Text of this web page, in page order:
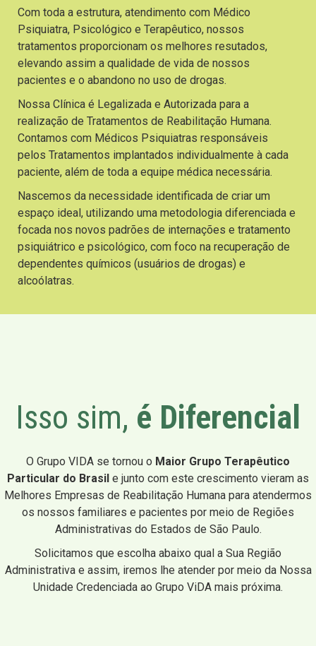
Com toda a estrutura, atendimento com Médico
Psiquiatra, Psicológico e Terapêutico, nossos
tratamentos proporcionam os melhores resutados,
elevando assim a qualidade de vida de nossos
pacientes e o abandono no uso de drogas.
Nossa Clínica é Legalizada e Autorizada para a
realização de Tratamentos de Reabilitação Humana.
Contamos com Médicos Psiquiatras responsáveis
pelos Tratamentos implantados individualmente à cada
paciente, além de toda a equipe médica necessária.
Nascemos da necessidade identificada de criar um
espaço ideal, utilizando uma metodologia diferenciada e
focada nos novos padrões de internações e tratamento
psiquiátrico e psicológico, com foco na recuperação de
dependentes químicos (usuários de drogas) e
alcoólatras.
Isso sim, é Diferencial
O Grupo VIDA se tornou o Maior Grupo Terapêutico
Particular do Brasil e junto com este crescimento vieram as
Melhores Empresas de Reabilitação Humana para atendermos
os nossos familiares e pacientes por meio de Regiões
Administrativas do Estados de São Paulo.
Solicitamos que escolha abaixo qual a Sua Região
Administrativa e assim, iremos lhe atender por meio da Nossa
Unidade Credenciada ao Grupo ViDA mais próxima.